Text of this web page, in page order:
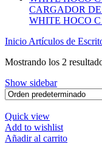
CARGADOR
WHITE HOCO
Inicio Artículos de
Mostrando los 2
Show sidebar
Quick view
Add to wishlist
Añadir al carrito